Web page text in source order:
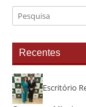
Recentes
Escritório